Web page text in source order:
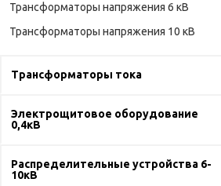
Трансформаторы напряжения 6 кВ
Трансформаторы напряжения 10 кВ
Трансформаторы тока
Электрощитовое оборудование
0,4кВ
Распределительные устройства 6-
10кВ